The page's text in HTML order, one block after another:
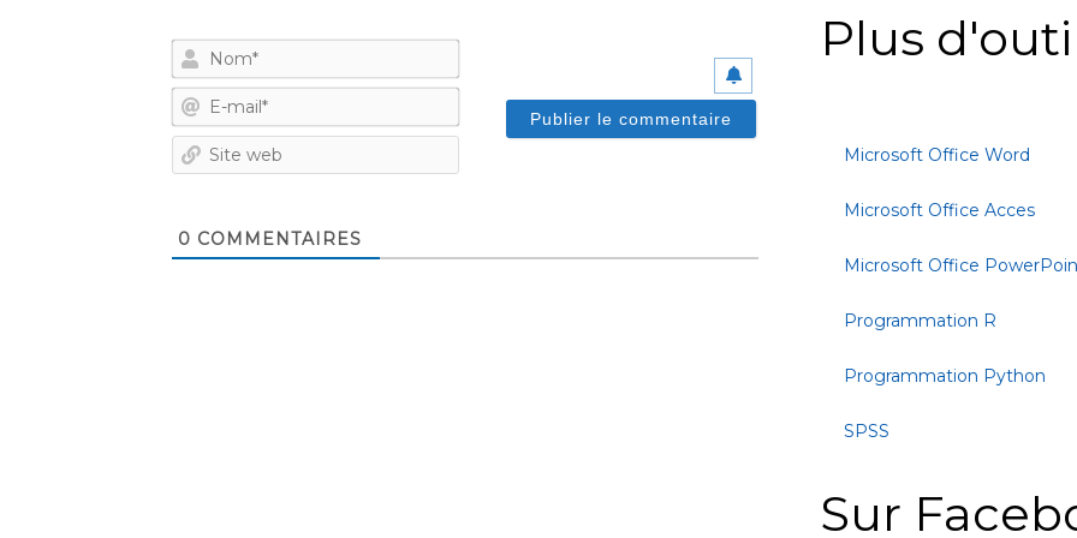
Nom*
E-
mail*
0 COMMENTAIRES
Plus
Microsoft Office Word
Microsoft Office Acces
Microsoft Office
Programmation R
Programmation Python
SPSS
Sur